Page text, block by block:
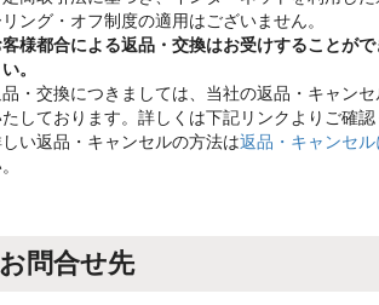
ング・オフ制度の適用はございません。
様都合による返品・交換はお受けすることが
。
・交換につきましては、当社の返品・キャン
しております。詳しくは下記リンクよりご確認
い返品・キャンセルの方法は返品・キャンセル
お問合せ先